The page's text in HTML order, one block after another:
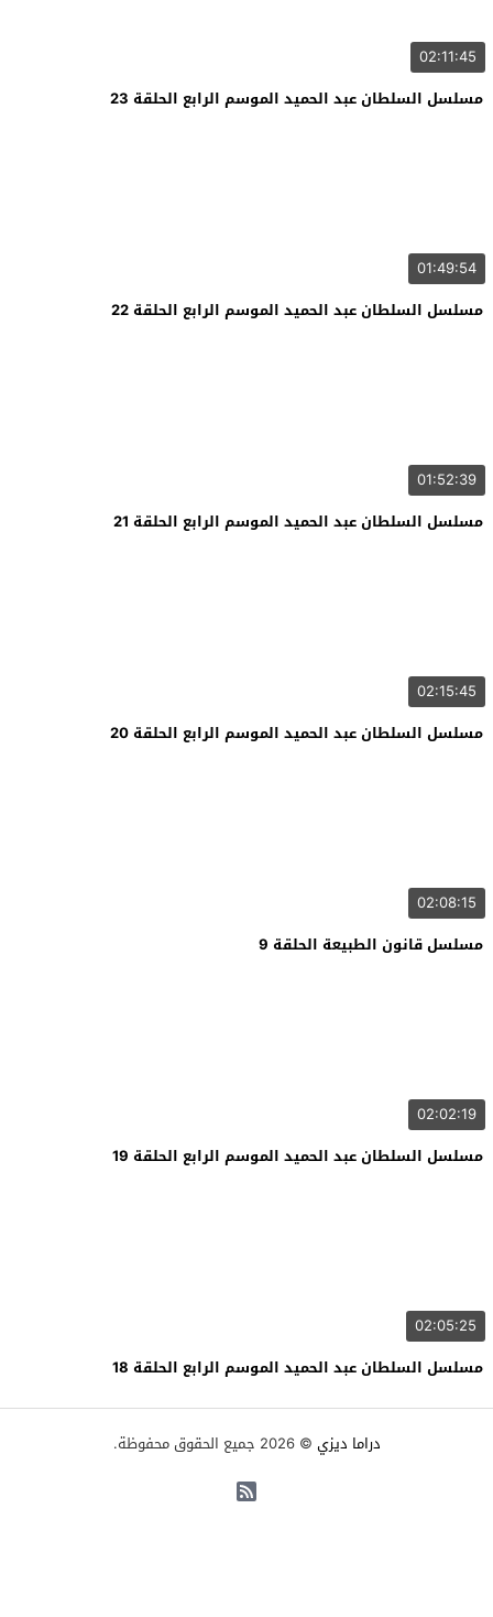
02:11:45
مسلسل السلطان عبد الحميد الموسم الرابع الحلقة 23
01:49:54
مسلسل السلطان عبد الحميد الموسم الرابع الحلقة 22
01:52:39
مسلسل السلطان عبد الحميد الموسم الرابع الحلقة 21
02:15:45
مسلسل السلطان عبد الحميد الموسم الرابع الحلقة 20
02:08:15
مسلسل قانون الطبيعة الحلقة 9
02:02:19
مسلسل السلطان عبد الحميد الموسم الرابع الحلقة 19
02:05:25
مسلسل السلطان عبد الحميد الموسم الرابع الحلقة 18
دراما ديزي © 2026 جميع الحقوق محفوظة.